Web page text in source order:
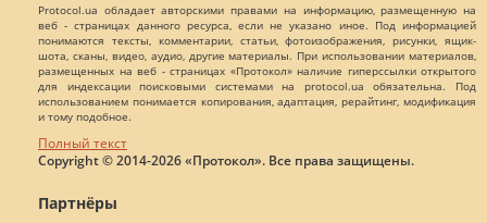
Protocol.ua обладает авторскими правами на информацию, размещенную на
веб - страницах данного ресурса, если не указано иное. Под информацией
понимаются тексты, комментарии, статьи, фотоизображения, рисунки, ящик-
шота, сканы, видео, аудио, другие материалы. При использовании материалов,
размещенных на веб - страницах «Протокол» наличие гиперссылки открытого
для индексации поисковыми системами на protocol.ua обязательна. Под
использованием понимается копирования, адаптация, рерайтинг, модификация
и тому подобное.
Полный текст
Copyright © 2014-2026 «Протокол». Все права защищены.
Партнёры